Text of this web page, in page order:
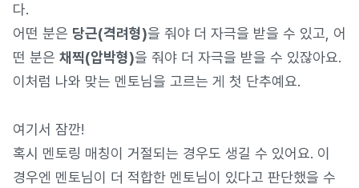
다.
어떤 분은 당근(격려형)을 줘야 더 자극을 받을 수 있고, 어
떤 분은 채찍(압박형)을 줘야 더 자극을 받을 수 있잖아요.
이처럼 나와 맞는 멘토님을 고르는 게 첫 단추예요.
여기서 잠깐!
혹시 멘토링 매칭이 거절되는 경우도 생길 수 있어요. 이
경우엔 멘토님이 더 적합한 멘토님이 있다고 판단했을 수